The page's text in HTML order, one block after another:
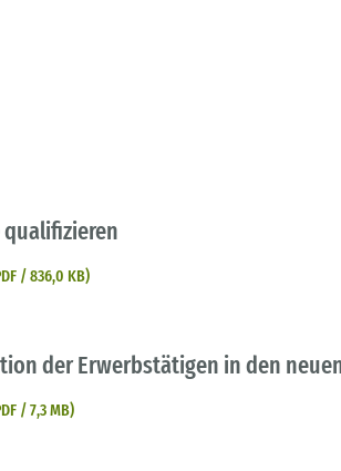
/ 836,0 KB)
der Erwerbstätigen in den
/ 7,3 MB)